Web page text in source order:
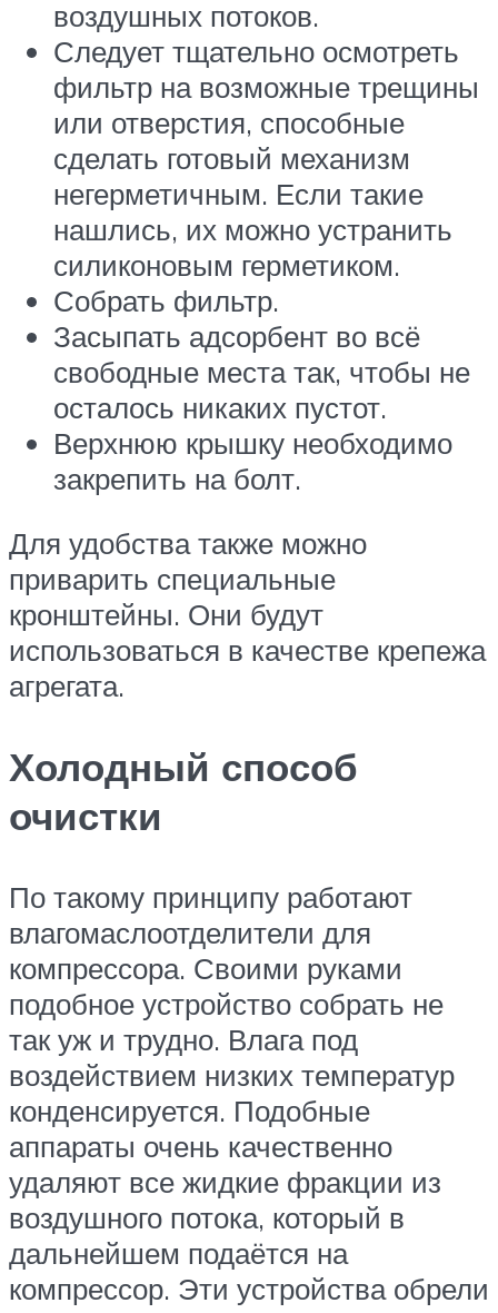
воздушных потоков.
Следует тщательно осмотреть
фильтр на возможные трещины
или отверстия, способные
сделать готовый механизм
негерметичным. Если такие
нашлись, их можно устранить
силиконовым герметиком.
Собрать фильтр.
Засыпать адсорбент во всё
свободные места так, чтобы не
осталось никаких пустот.
Верхнюю крышку необходимо
закрепить на болт.
Для удобства также можно
приварить специальные
кронштейны. Они будут
использоваться в качестве крепежа
агрегата.
Холодный способ
очистки
По такому принципу работают
влагомаслоотделители для
компрессора. Своими руками
подобное устройство собрать не
так уж и трудно. Влага под
воздействием низких температур
конденсируется. Подобные
аппараты очень качественно
удаляют все жидкие фракции из
воздушного потока, который в
дальнейшем подаётся на
компрессор. Эти устройства обрели